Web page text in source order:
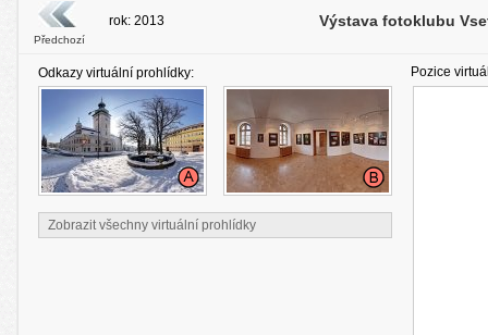
Předchozí
rok: 2013 Výstava fotoklubu
Odkazy virtuální prohlídky: Pozice
Zobrazit všechny virtuální prohlídky